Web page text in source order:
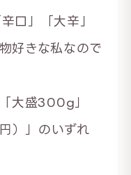
口」「大辛」
好きな私なので
大盛300g」
）」のいずれ